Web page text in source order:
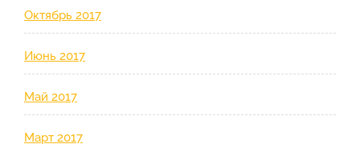
Октябрь 2017
Июнь 2017
Май 2017
Март 2017